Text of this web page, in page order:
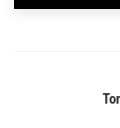
navigation